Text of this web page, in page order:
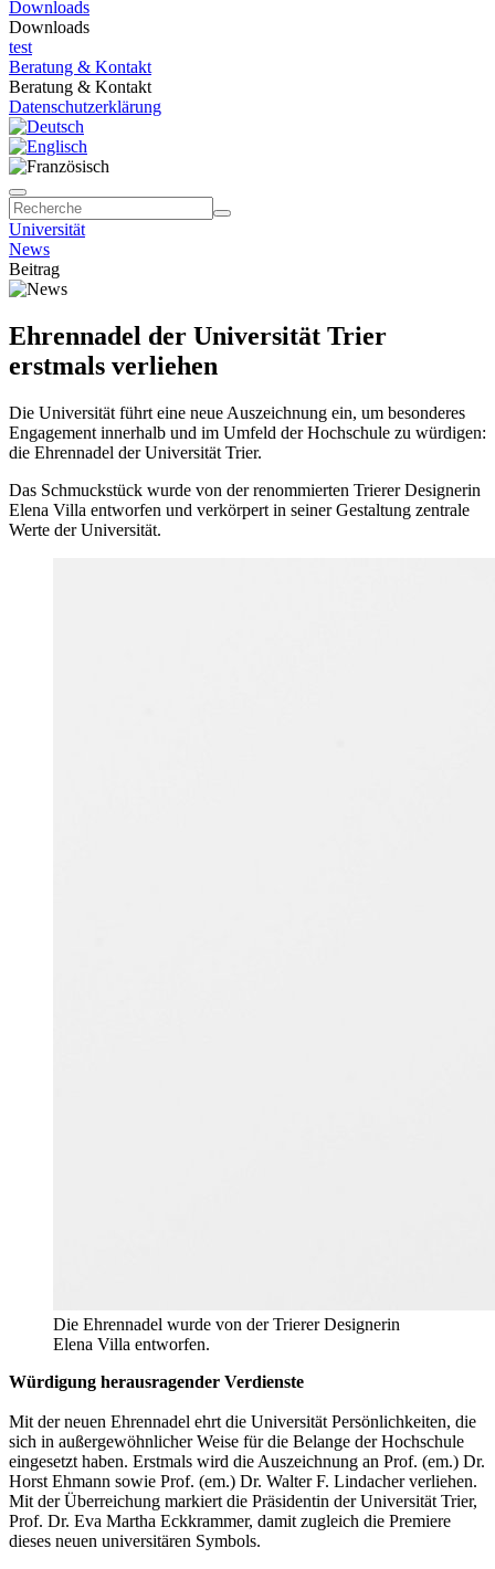
Downloads
Downloads
test
Beratung & Kontakt
Beratung & Kontakt
Datenschutzerklärung
Universität
News
Beitrag
Ehrennadel der Universität Trier
erstmals verliehen
Die Universität führt eine neue Auszeichnung ein, um besonderes
Engagement innerhalb und im Umfeld der Hochschule zu würdigen:
die Ehrennadel der Universität Trier.
Das Schmuckstück wurde von der renommierten Trierer Designerin
Elena Villa entworfen und verkörpert in seiner Gestaltung zentrale
Werte der Universität.
Die Ehrennadel wurde von der Trierer Designerin
Elena Villa entworfen.
Würdigung herausragender Verdienste
Mit der neuen Ehrennadel ehrt die Universität Persönlichkeiten, die
sich in außergewöhnlicher Weise für die Belange der Hochschule
eingesetzt haben. Erstmals wird die Auszeichnung an Prof. (em.) Dr.
Horst Ehmann sowie Prof. (em.) Dr. Walter F. Lindacher verliehen.
Mit der Überreichung markiert die Präsidentin der Universität Trier,
Prof. Dr. Eva Martha Eckkrammer, damit zugleich die Premiere
dieses neuen universitären Symbols.